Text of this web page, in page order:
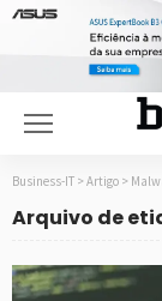
Business-IT > Artigo >
Arquivo de